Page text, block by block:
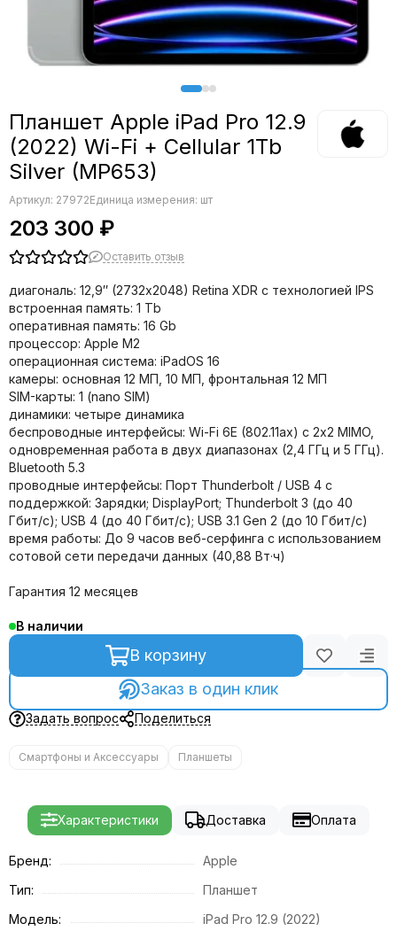
Планшет Apple iPad Pro 12.9
(2022) Wi-Fi + Cellular 1Tb
Silver (MP653)
Артикул: 27972Единица измерения: шт
203 300 ₽
Оставить отзыв
диагональ: 12,9″ (2732х2048) Retina XDR с технологией IPS
встроенная память: 1 Tb
оперативная память: 16 Gb
процессор: Apple M2
операционная система: iPadOS 16
камеры: основная 12 МП, 10 МП, фронтальная 12 МП
SIM-карты: 1 (nano SIM)
динамики: четыре динамика
беспроводные интерфейсы: Wi-Fi 6E (802.11ax) с 2x2 MIMO,
одновременная работа в двух диапазонах (2,4 ГГц и 5 ГГц).
Bluetooth 5.3
проводные интерфейсы: Порт Thunderbolt / USB 4 с
поддержкой: Зарядки; DisplayPort; Thunderbolt 3 (до 40
Гбит/с); USB 4 (до 40 Гбит/с); USB 3.1 Gen 2 (до 10 Гбит/с)
время работы: До 9 часов веб-серфинга с использованием
сотовой сети передачи данных (40,88 Вт·ч)
Гарантия 12 месяцев
В наличии
В корзину
Заказ в один клик
Задать вопрос Поделиться
Смартфоны и Аксессуары Планшеты
Характеристики Доставка Оплата
Бренд:
Apple
Тип:
Планшет
Модель:
iPad Pro 12.9 (2022)